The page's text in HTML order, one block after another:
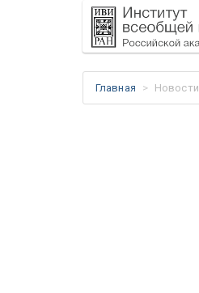
Главная Новости